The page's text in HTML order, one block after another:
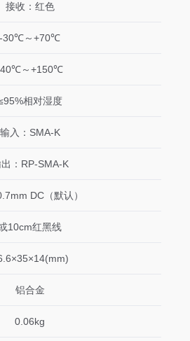
接收：红色
-30℃～+70℃
～+150℃
相对湿度
输入：SMA-K
：RP-SMA-K
DC（默认）
10cm红黑线
铝合金
0.06kg